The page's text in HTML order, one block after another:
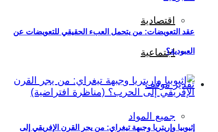
اقتصادية
اجتماعية
تقدير موقف
جميع المواد
عقد التعويضات: من يتحمل العبء الحقيقي للتعويضات عن
العبودية؟
إثيوبيا وإريتريا وجبهة تيغراي: من يجر القرن الإفريقي إلى